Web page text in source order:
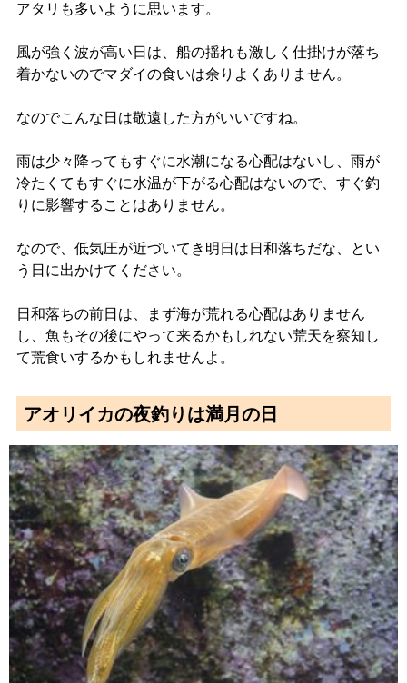
アタリも多いように思います。
風が強く波が高い日は、船の揺れも激しく仕掛けが落ち
着かないのでマダイの食いは余りよくありません。
なのでこんな日は敬遠した方がいいですね。
雨は少々降ってもすぐに水潮になる心配はないし、雨が
冷たくてもすぐに水温が下がる心配はないので、すぐ釣
りに影響することはありません。
なので、低気圧が近づいてき明日は日和落ちだな、とい
う日に出かけてください。
日和落ちの前日は、まず海が荒れる心配はありません
し、魚もその後にやって来るかもしれない荒天を察知し
て荒食いするかもしれませんよ。
アオリイカの夜釣りは満月の日